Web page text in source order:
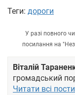
Теги: дороги
У разі повного
посилання на
Віталій
громадський
Читати всі